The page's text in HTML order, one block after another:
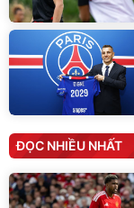
ĐỌC NHIỀU NHẤT